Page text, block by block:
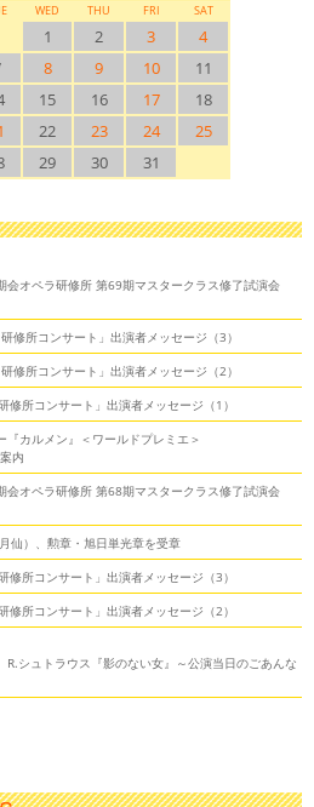
WED THU FRI SAT
1 2 3
4
8 9 10
11
15 16 17
18
22 23 24
25
29 30 31
会オペラ研修所 第69期マスタークラス修了試演会
修所コンサート」出演者メッセージ（3）
修所コンサート」出演者メッセージ（2）
所コンサート」出演者メッセージ（1）
カルメン』＜ワールドプレミエ＞
内
会オペラ研修所 第68期マスタークラス修了試演会
仙）、勲章・旭日単光章を受章
所コンサート」出演者メッセージ（3）
所コンサート」出演者メッセージ（2）
シュトラウス『影のない女』～公演当日のごあんな